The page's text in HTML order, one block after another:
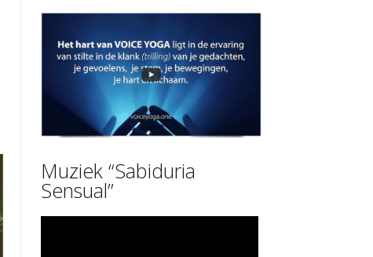
Muziek “Sabiduria
Sensual”